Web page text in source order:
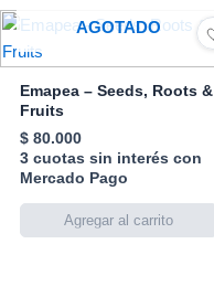
AGOTADO
Emapea – Seeds, Roots &
Fruits
$80.000
3 cuotas sin interés con
Mercado Pago